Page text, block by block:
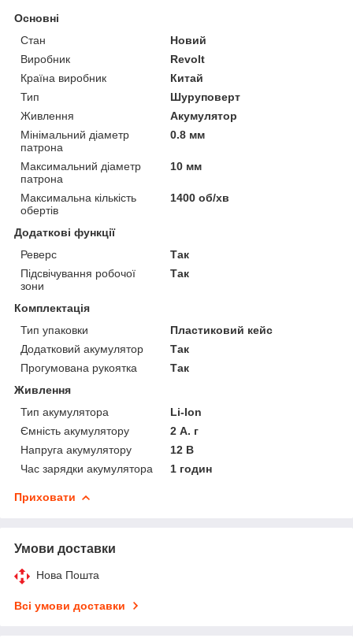
Основні
Стан
Новий
Виробник
Revolt
Країна виробник
Китай
Тип
Шуруповерт
Живлення
Акумулятор
Мінімальний діаметр
патрона
0.8 мм
Максимальний діаметр
патрона
10 мм
Максимальна кількість
обертів
1400 об/хв
Додаткові функції
Реверс
Так
Підсвічування робочої
зони
Так
Комплектація
Тип упаковки
Пластиковий кейс
Додатковий акумулятор
Так
Прогумована рукоятка
Так
Живлення
Тип акумулятора
Li-Ion
Ємність акумулятору
2 А. г
Напруга акумулятору
12 В
Час зарядки акумулятора
1 годин
Приховати
Умови доставки
Нова Пошта
Всі умови доставки